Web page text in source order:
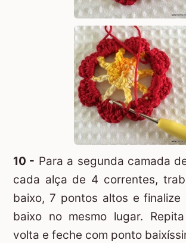
10 - Para a segunda camada
cada alça de 4 correntes,
baixo, 7 pontos altos e finalize
baixo no mesmo lugar.
volta e feche com ponto